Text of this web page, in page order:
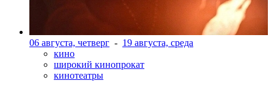
06 августа, четверг - 19 августа, среда
кино
широкий кинопрокат
кинотеатры